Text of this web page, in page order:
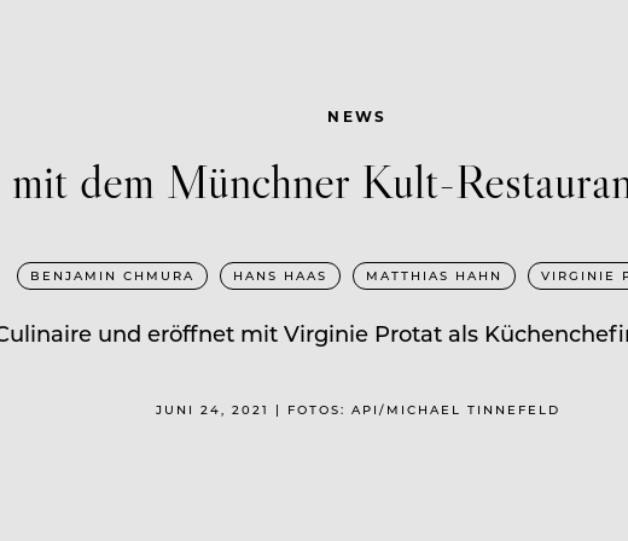
NEWS
mit dem Münchner Kult-
BENJAMIN CHMURA HANS HAAS MATTHIAS HAHN VIRGINIE
und eröffnet mit Virginie Protat als
JUNI 24, 2021 | FOTOS: API/MICHAEL TINNEFELD